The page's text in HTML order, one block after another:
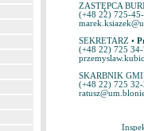
ZASTĘPCA
(+48 22) 725-
SEKRETARZ •
(+48 22) 725
SKARBNIK
(+48 22) 725